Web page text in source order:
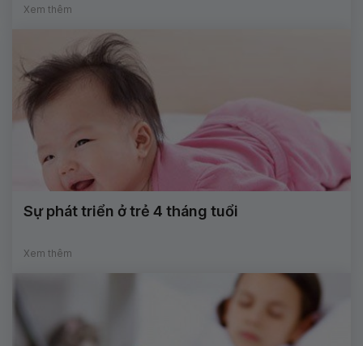
Xem thêm
Sự phát triển ở trẻ 4 tháng tuổi
Xem thêm